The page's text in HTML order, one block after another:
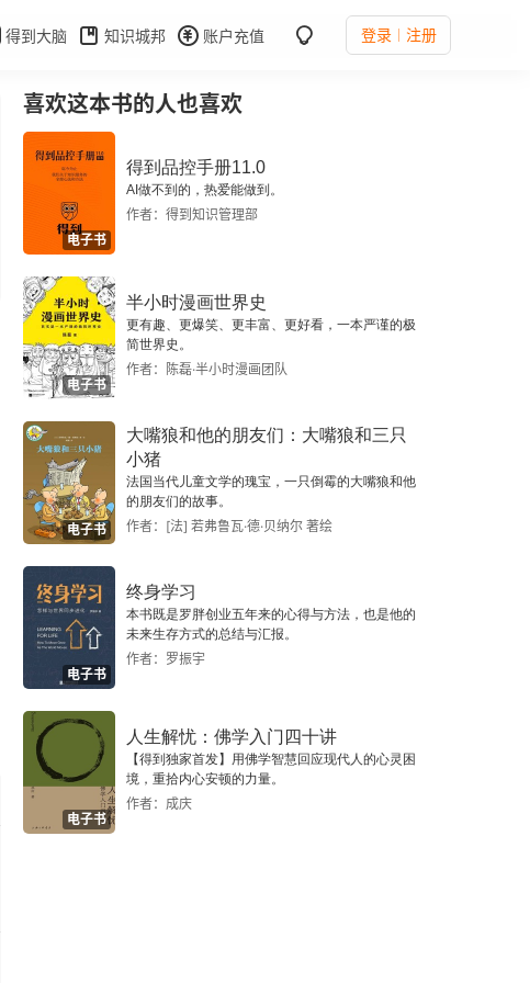
得到大脑 知识城邦 账户充值 登录 注册
喜欢这本书的人也喜欢
电子书
得到品控手册11.0
AI做不到的，热爱能做到。
作者：得到知识管理部
电子书
半小时漫画世界史
更有趣、更爆笑、更丰富、更好看，一本严谨的极
简世界史。
作者：陈磊·半小时漫画团队
电子书
大嘴狼和他的朋友们：大嘴狼和三只
小猪
法国当代儿童文学的瑰宝，一只倒霉的大嘴狼和他
的朋友们的故事。
作者：[法] 若弗鲁瓦·德·贝纳尔 著绘
电子书
终身学习
本书既是罗胖创业五年来的心得与方法，也是他的
未来生存方式的总结与汇报。
作者：罗振宇
电子书
人生解忧：佛学入门四十讲
【得到独家首发】用佛学智慧回应现代人的心灵困
境，重拾内心安顿的力量。
作者：成庆